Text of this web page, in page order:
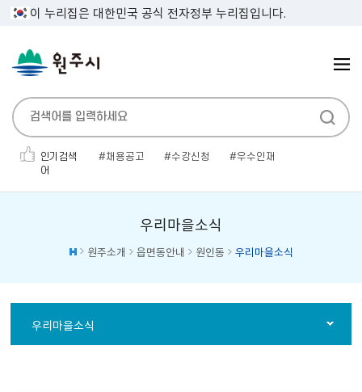
이 누리집은 대한민국 공식 전자정부 누리집입니다.
인기검색
어
채용공고 수강신청
우수인재
우리마을소식
원주소개 읍면동안내 원인동 우리마을소식
우리마을소식